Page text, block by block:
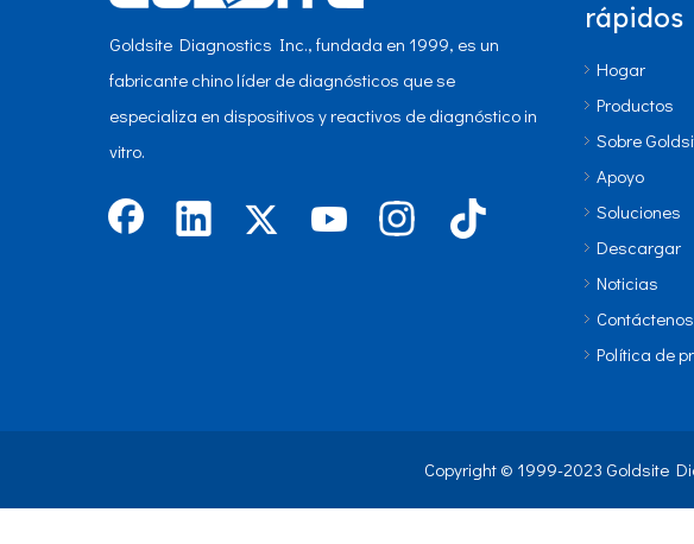
Goldsite Diagnostics Inc., fundada en 1999, es un
fabricante chino líder de diagnósticos que se
especializa en dispositivos y reactivos de diagnóstico in
vitro.
rápidos
Hogar
Productos
Sobre
Apoyo
Soluciones
Descargar
Noticias
Contáctenos
Política de
Copyright © 1999-2023 Goldsite